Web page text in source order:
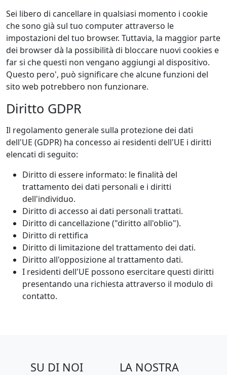
Sei libero di cancellare in qualsiasi momento i cookie
che sono già sul tuo computer attraverso le
impostazioni del tuo browser. Tuttavia, la maggior parte
dei browser dà la possibilità di bloccare nuovi cookies e
far si che questi non vengano aggiungi al dispositivo.
Questo pero', può significare che alcune funzioni del
sito web potrebbero non funzionare.
Diritto GDPR
Il regolamento generale sulla protezione dei dati
dell'UE (GDPR) ha concesso ai residenti dell'UE i diritti
elencati di seguito:
Diritto di essere informato: le finalità del
trattamento dei dati personali e i diritti
dell'individuo.
Diritto di accesso ai dati personali trattati.
Diritto di cancellazione ("diritto all'oblio").
Diritto di rettifica
Diritto di limitazione del trattamento dei dati.
Diritto all'opposizione al trattamento dati.
I residenti dell'UE possono esercitare questi diritti
presentando una richiesta attraverso il modulo di
contatto.
SU DI NOI
LA NOSTRA